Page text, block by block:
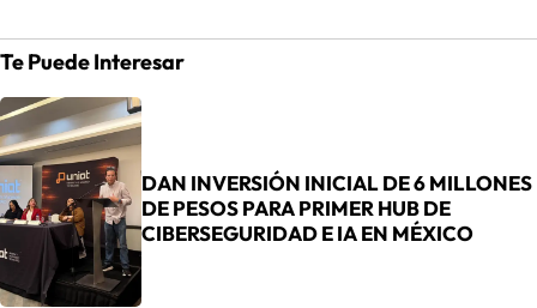
Te Puede Interesar
DAN INVERSIÓN INICIAL DE 6 MILLONES
DE PESOS PARA PRIMER HUB DE
CIBERSEGURIDAD E IA EN MÉXICO